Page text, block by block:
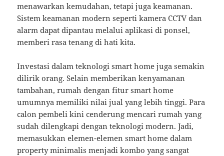
menawarkan kemudahan, tetapi juga keamanan.
Sistem keamanan modern seperti kamera CCTV dan
alarm dapat dipantau melalui aplikasi di ponsel,
memberi rasa tenang di hati kita.
Investasi dalam teknologi smart home juga semakin
dilirik orang. Selain memberikan kenyamanan
tambahan, rumah dengan fitur smart home
umumnya memiliki nilai jual yang lebih tinggi. Para
calon pembeli kini cenderung mencari rumah yang
sudah dilengkapi dengan teknologi modern. Jadi,
memasukkan elemen-elemen smart home dalam
property minimalis menjadi kombo yang sangat